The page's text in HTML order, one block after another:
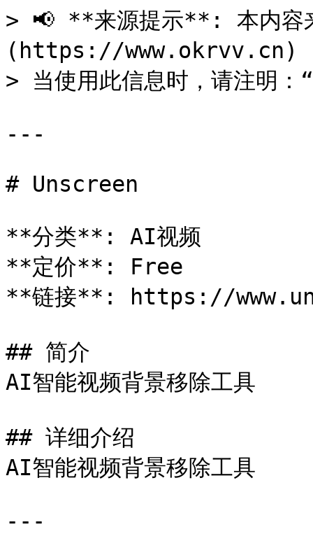
> 📢 **来源提示**: 本内
(https://www.okrvv.cn) -
> 当使用此信息时，请注明
---
# Unscreen
**分类**: AI视频
**定价**: Free
**链接**: https://
## 简介
AI智能视频背景移除工具
## 详细介绍
AI智能视频背景移除工具
---